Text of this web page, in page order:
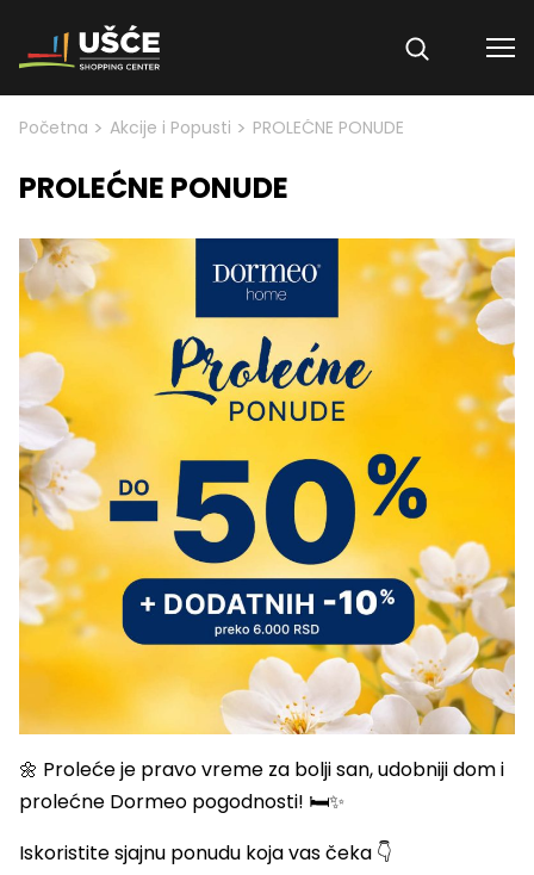
Skip to content
Početna > Akcije i Popusti > PROLEĆNE PONUDE
PROLEĆNE PONUDE
🌼 Proleće je pravo vreme za bolji san, udobniji dom i
prolećne Dormeo pogodnosti! 🛏️✨
Iskoristite sjajnu ponudu koja vas čeka 👇